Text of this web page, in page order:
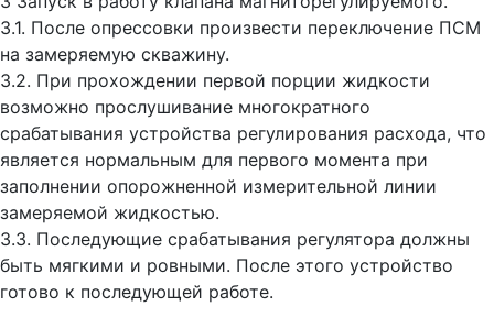
3.1. После опрессовки произвести переключение ПСМ
на замеряемую скважину.
3.2. При прохождении первой порции жидкости
возможно прослушивание многократного
срабатывания устройства регулирования расхода, что
является нормальным для первого момента при
заполнении опорожненной измерительной линии
замеряемой жидкостью.
3.3. Последующие срабатывания регулятора должны
быть мягкими и ровными. После этого устройство
готово к последующей работе.